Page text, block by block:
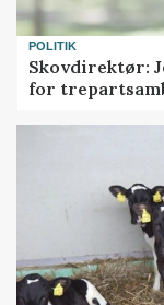
POLITIK
Skovdirektør:
for